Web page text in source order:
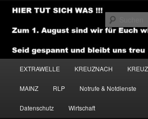
Zum
primären
Inhalt
NEWSHOUSE.MEDIA
EXTRAWELLE KREUZNACH
MAINZ RLP Notrufe & Notdienste
Datenschutz Wirtschaft